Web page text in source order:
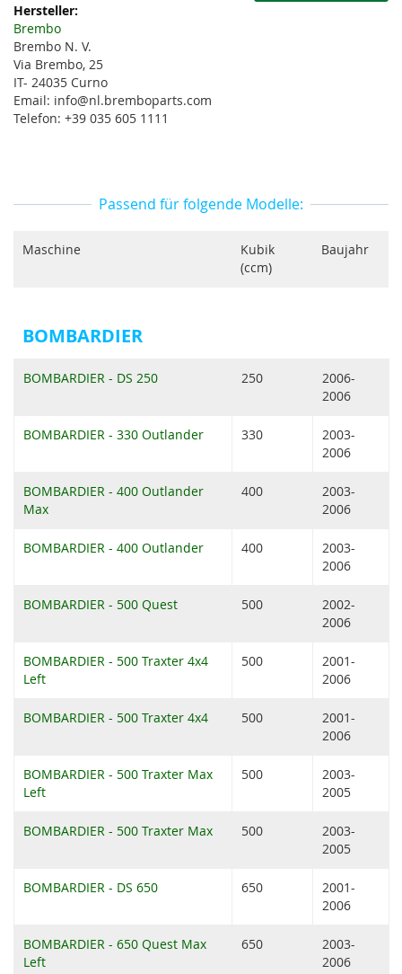
Weitere
Informationen
Brembo
Brembo N. V.
Via Brembo, 25
IT- 24035 Curno
Email: info@nl.bremboparts.com
Telefon: +39 035 605 1111
Passend für folgende Modelle:
Maschine
Kubik
(ccm)
Baujahr
BOMBARDIER
BOMBARDIER - DS 250 250
2006-
2006
BOMBARDIER - 330 Outlander 330
2003-
2006
BOMBARDIER - 400 Outlander
Max
400
2003-
2006
BOMBARDIER - 400 Outlander 400
2003-
2006
BOMBARDIER - 500 Quest 500
2002-
2006
BOMBARDIER - 500 Traxter 4x4
Left
500
2001-
2006
BOMBARDIER - 500 Traxter 4x4 500
2001-
2006
BOMBARDIER - 500 Traxter Max
Left
500
2003-
2005
BOMBARDIER - 500 Traxter Max 500
2003-
2005
BOMBARDIER - DS 650 650
2001-
2006
BOMBARDIER - 650 Quest Max
Left
650
2003-
2006